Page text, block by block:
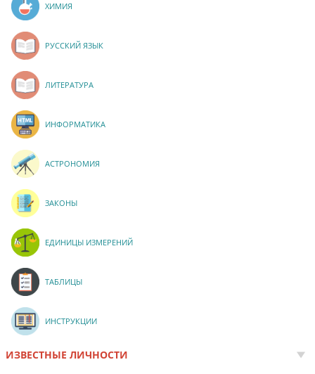
ХИМИЯ
РУССКИЙ ЯЗЫК
ЛИТЕРАТУРА
ИНФОРМАТИКА
АСТРОНОМИЯ
ЗАКОНЫ
ЕДИНИЦЫ ИЗМЕРЕНИЙ
ТАБЛИЦЫ
ИНСТРУКЦИИ
ИЗВЕСТНЫЕ ЛИЧНОСТИ